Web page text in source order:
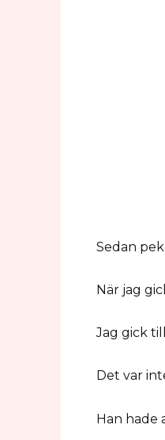
Sedan
När jag
Jag gick
Det var
Han hade